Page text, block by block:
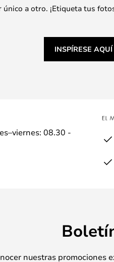
a otro. ¡Etiqueta tus
INSPÍRESE AQUÍ
08.30 -
nuestras promociones